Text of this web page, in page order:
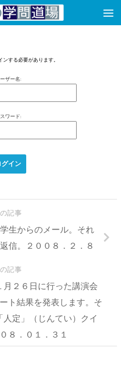
ンする必要があります。
ザー名:
ワード:
記事
生からのメール。それ
信。２００８．２．８
記事
２６日に行った講演会
ト結果を発表します。そ
定」（じんてい）クイ
８．０１．３１